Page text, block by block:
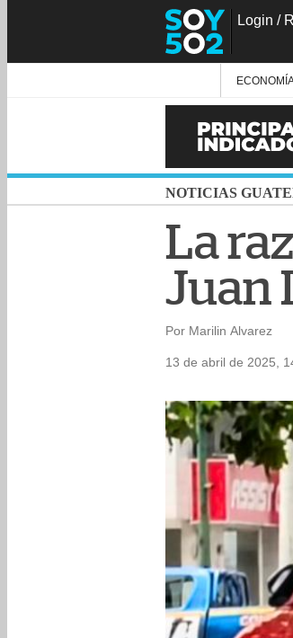
Login /
NOTICIAS
La
Juan
Por Marilin Alvarez
13 de abril de 2025,